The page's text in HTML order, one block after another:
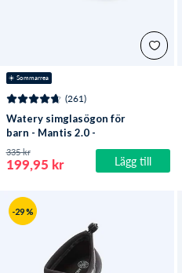
☀️ Sommarrea
Lägg till
(261)
Watery simglasögon för
barn - Mantis 2.0 -
Atlantic Blå/klar
199,95 kr
335 kr
-29 %